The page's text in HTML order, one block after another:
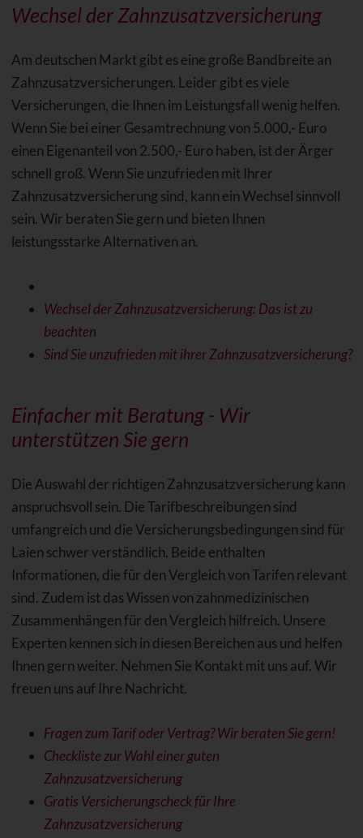
Wechsel der Zahnzusatzversicherung
Am deutschen Markt gibt es eine große Bandbreite an
Zahnzusatzversicherungen. Leider gibt es viele
Versicherungen, die Ihnen im Leistungsfall wenig helfen.
Wenn Sie bei einer Gesamtrechnung von 5.000,- Euro
einen Eigenanteil von 2.500,- Euro haben, ist der Ärger
schnell groß. Wenn Sie unzufrieden mit Ihrer
Zahnzusatzversicherung sind, kann ein Wechsel sinnvoll
sein. Wir beraten Sie gern und bieten Ihnen
leistungsstarke Alternativen an.
Wechsel der Zahnzusatzversicherung: Das ist zu
beachten
Sind Sie unzufrieden mit ihrer Zahnzusatzversicherung?
Einfacher mit Beratung - Wir
unterstützen Sie gern
Die Auswahl der richtigen Zahnzusatzversicherung kann
anspruchsvoll sein. Die Tarifbeschreibungen sind
umfangreich und die Versicherungsbedingungen sind für
Laien schwer verständlich. Beide enthalten
Informationen, die für den Vergleich von Tarifen relevant
sind. Zudem ist das Wissen von zahnmedizinischen
Zusammenhängen für den Vergleich hilfreich. Unsere
Experten kennen sich in diesen Bereichen aus und helfen
Ihnen gern weiter. Nehmen Sie Kontakt mit uns auf. Wir
freuen uns auf Ihre Nachricht.
Fragen zum Tarif oder Vertrag? Wir beraten Sie gern!
Checkliste zur Wahl einer guten
Zahnzusatzversicherung
Gratis Versicherungscheck für Ihre
Zahnzusatzversicherung